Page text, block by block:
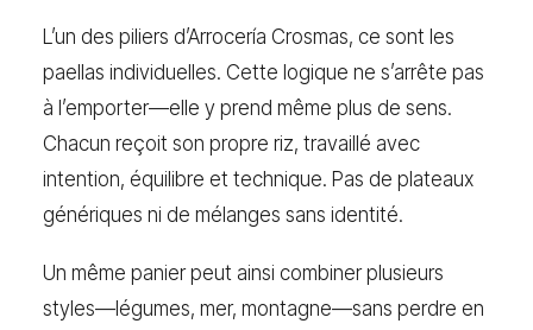
L’un des piliers d’Arrocería Crosmas, ce sont les
paellas individuelles. Cette logique ne s’arrête pas
à l’emporter—elle y prend même plus de sens.
Chacun reçoit son propre riz, travaillé avec
intention, équilibre et technique. Pas de plateaux
génériques ni de mélanges sans identité.
Un même panier peut ainsi combiner plusieurs
styles—légumes, mer, montagne—sans perdre en